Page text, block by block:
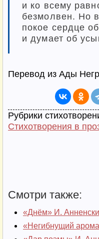
и ко всему
безмолвен. Но
покое сердце
и думает об
Перевод из Ады
Рубрики
Стихотворения в
Смотри также:
«Днём» И.
«Негибнущий